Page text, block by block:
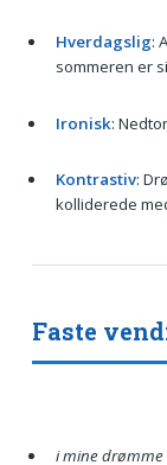
Hverdagslig:
sommeren er
Ironisk:
Kontrastiv:
kolliderede
Faste
i mine drømme